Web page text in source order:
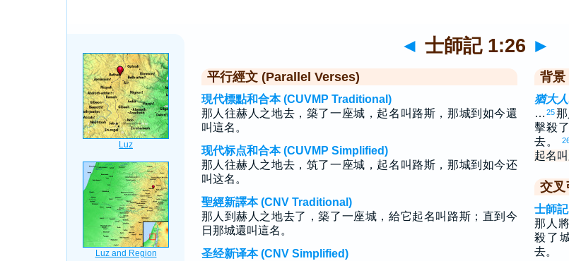
◄ 士師記 1:26 ►
平行經文 (Parallel Verses)
現代標點和合本 (CUVMP Traditional)
那人往赫人之地去，築了一座城，起名叫路斯，那城到如今還
叫這名。
现代标点和合本 (CUVMP Simplified)
那人往赫人之地去，筑了一座城，起名叫路斯，那城到如今还
叫这名。
聖經新譯本 (CNV Traditional)
那人到赫人之地去了，築了一座城，給它起名叫路斯；直到今
日那城還叫這名。
圣经新译本 (CNV Simplified)
背
猶大
… 25
擊殺
去。
起名
交叉
士師
那人
殺了
去。